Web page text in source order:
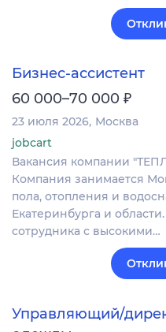
Бизнес-ассистент
60 000–70 000 ₽
23 июля 2026 Москва
jobcart
Вакансия компании
Компания занимается
пола, отопления и
Екатеринбурга и
сотрудника с высокими…
Управляющий/